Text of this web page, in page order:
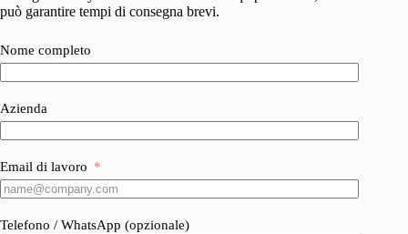
può garantire tempi di consegna brevi.
Nome completo
Azienda
Email di lavoro
Telefono / WhatsApp (opzionale)